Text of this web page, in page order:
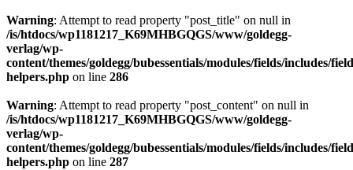
Warning: Attempt to read property "post_title" on null in
/is/htdocs/wp1181217_K69MHBGQGS/www/goldegg-
verlag/wp-
content/themes/goldegg/bubessentials/modules/fields/includes/
helpers.php on line 286
Warning: Attempt to read property "post_content" on null in
/is/htdocs/wp1181217_K69MHBGQGS/www/goldegg-
verlag/wp-
content/themes/goldegg/bubessentials/modules/fields/includes/
helpers.php on line 287